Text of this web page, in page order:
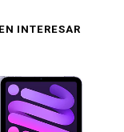
INTERESAR